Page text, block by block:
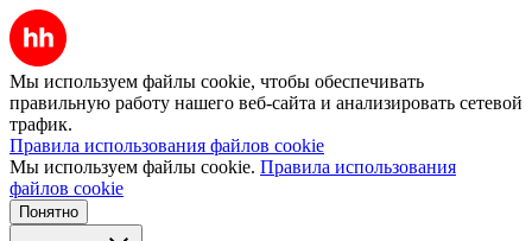
Мы используем файлы cookie, чтобы обеспечивать
правильную работу нашего веб-сайта и анализировать сетевой
трафик.
Правила использования файлов cookie
Мы используем файлы cookie. Правила использования
файлов cookie
Понятно